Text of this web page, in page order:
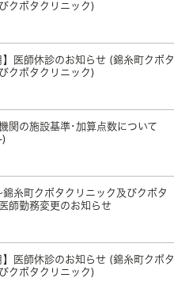
クボタクリニック)
医師休診のお知らせ (錦糸町クボタ
クボタクリニック)
関の施設基準･加算点数について
糸町クボタクリニック及びクボタ
師勤務変更のお知らせ
医師休診のお知らせ (錦糸町クボタ
クボタクリニック)